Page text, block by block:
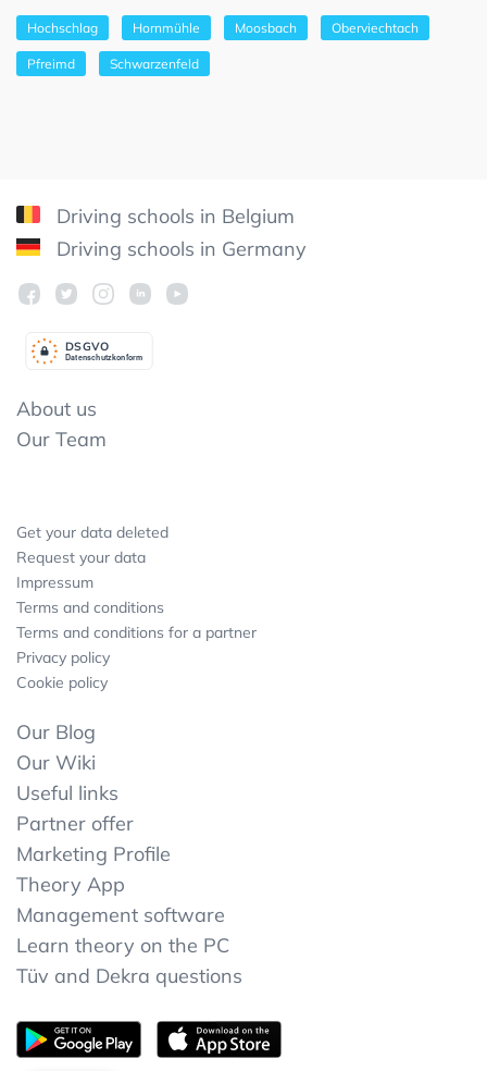
Hochschlag Hornmühle Moosbach Oberviechtach
Pfreimd Schwarzenfeld
Driving schools in Belgium
Driving schools in Germany
Datenschutzkonform
DSGVO
About us
Our Team
Get your data deleted
Request your data
Impressum
Terms and conditions
Terms and conditions for a partner
Privacy policy
Cookie policy
Our Blog
Our Wiki
Useful links
Partner offer
Marketing Profile
Theory App
Management software
Learn theory on the PC
Tüv and Dekra questions